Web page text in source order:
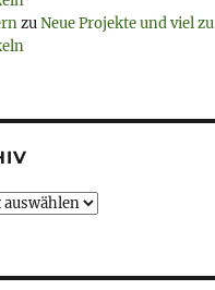
zuNeue Projekte und viel zu